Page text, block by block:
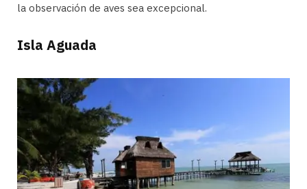
la observación de aves sea excepcional.
Isla Aguada